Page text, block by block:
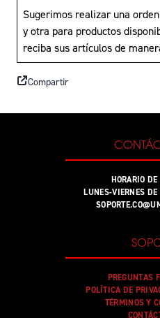
Sugerimos realizar una
y otra para productos
reciba sus artículos de
Compartir
HORARIO
LUNES-VIERNES
PREGUNTAS
POLÍTICA DE
TÉRMINOS Y